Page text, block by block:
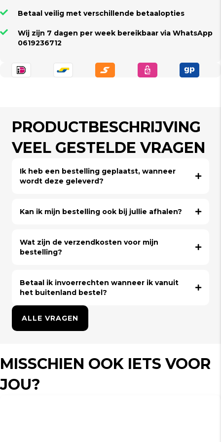
Betaal veilig met verschillende betaalopties
Wij zijn 7 dagen per week bereikbaar via WhatsApp
0619236712
PRODUCTBESCHRIJVING
VEEL GESTELDE VRAGEN
Ik heb een bestelling geplaatst, wanneer
wordt deze geleverd?
Kan ik mijn bestelling ook bij jullie afhalen?
Wat zijn de verzendkosten voor mijn
bestelling?
Betaal ik invoerrechten wanneer ik vanuit
het buitenland bestel?
ALLE VRAGEN
MISSCHIEN OOK IETS VOOR
JOU?